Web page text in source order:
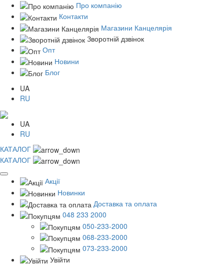
Про компанію
Контакти
Магазини Канцелярія
Зворотній дзвінок
Опт
Новини
Блог
UA
RU
UA
RU
КАТАЛОГ
КАТАЛОГ
Акції
Новинки
Доставка та оплата
048 233 2000
050-233-2000
068-233-2000
073-233-2000
Увійти